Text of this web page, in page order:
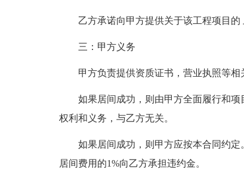
乙方承诺向甲方提供关于该工程项目的
三：甲方义务
甲方负责提供资质证书，营业执照等相
如果居间成功，则由甲方全面履行和
权利和义务，与乙方无关。
如果居间成功，则甲方应按本合同约
居间费用的1%向乙方承担违约金。